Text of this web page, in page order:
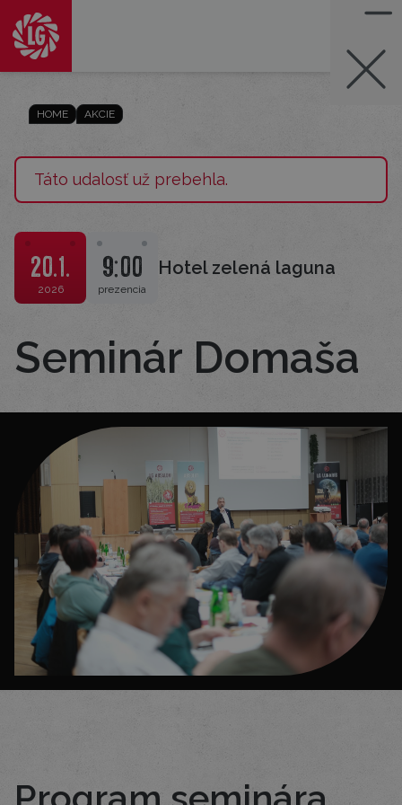
HOME AKCIE
Táto udalosť už prebehla.
20.1.
2026
9:00
prezencia
Hotel zelená laguna
Seminár Domaša